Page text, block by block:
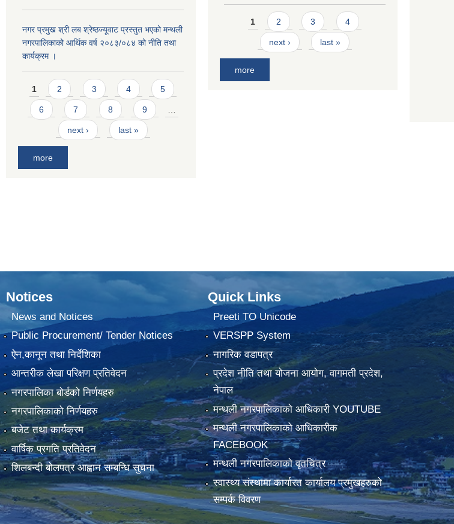
नगर प्रमुख श्री लब श्रेष्ठज्यूवाट प्रस्तुत भएको मन्थली
नगरपालिकाको आर्थिक वर्ष २०८३/०८४ को नीति तथा
कार्यक्रम ।
Pages
1 2 3 4 5
6 7 8 9
next › last »
more
Pages
1 2 3 4
next › last »
more
Notices
News and Notices
Public Procurement/ Tender Notices
ऐन,कानून तथा निर्देशिका
आन्तरीक लेखा परिक्षण प्रतिवेदन
नगरपालिका बोर्डको निर्णयहरु
नगरपालिकाको निर्णयहरु
बजेट तथा कार्यक्रम
वार्षिक प्रगति प्रतिवेदन
शिलबन्दी बोलपत्र आह्वान सम्बन्धि सुचना
Quick Links
Preeti TO Unicode
VERSPP System
नागरिक वडापत्र
प्रदेश नीति तथा योजना आयोग, वागमती प्रदेश,
नेपाल
मन्थली नगरपालिकाको आधिकारी YOUTUBE
मन्थली नगरपालिकाको आधिकारीक
FACEBOOK
मन्थली नगरपालिकाको वृतचित्र
स्वास्थ्य संस्थामा कार्यारत कार्यालय प्रमुखहरुको
सम्पर्क विवरण